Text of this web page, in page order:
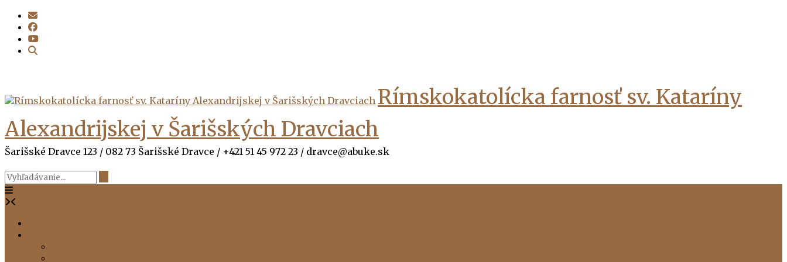
Prejsť
obsah
Rímskokatolícka farnosť sv. Kataríny
Alexandrijskej v Šarišských Dravciach
Šarišské Dravce 123 / 082 73 Šarišské Dravce / +421 51 45 972 23 / dravce@abuke.sk